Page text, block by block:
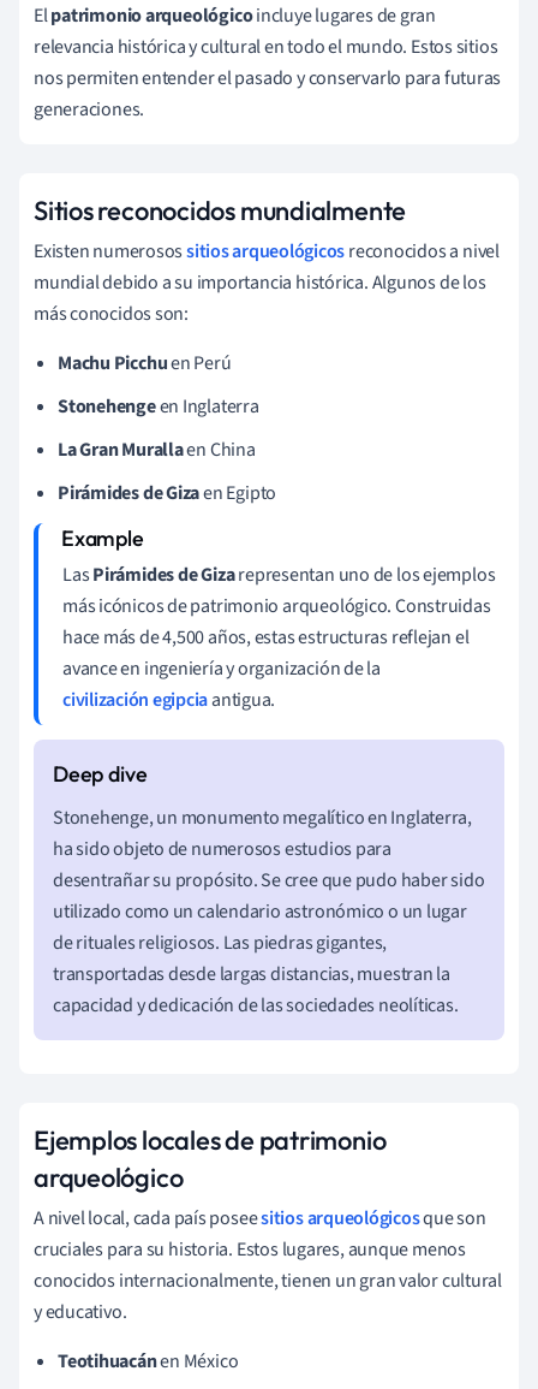
Elpatrimonio arqueológicoincluye lugares de gran
relevancia histórica y cultural en todo el mundo. Estos sitios
nos permiten entender el pasado y conservarlo para futuras
generaciones.
Sitios reconocidos mundialmente
Existen numerosossitios arqueológicosreconocidos a nivel
mundial debido a su importancia histórica. Algunos de los
más conocidos son:
Machu Picchuen Perú
Stonehengeen Inglaterra
La Gran Murallaen China
Pirámides de Gizaen Egipto
LasPirámides de Gizarepresentan uno de los ejemplos
más icónicos de patrimonio arqueológico. Construidas
hace más de 4,500 años, estas estructuras reflejan el
avance en ingeniería y organización de la
civilización egipciaantigua.
Stonehenge, un monumento megalítico en Inglaterra,
ha sido objeto de numerosos estudios para
desentrañar su propósito. Se cree que pudo haber sido
utilizado como un calendario astronómico o un lugar
de rituales religiosos. Las piedras gigantes,
transportadas desde largas distancias, muestran la
capacidad y dedicación de las sociedades neolíticas.
Ejemplos locales de patrimonio
arqueológico
A nivel local, cada país poseesitios arqueológicosque son
cruciales para su historia. Estos lugares, aunque menos
conocidos internacionalmente, tienen un gran valor cultural
y educativo.
Teotihuacánen México